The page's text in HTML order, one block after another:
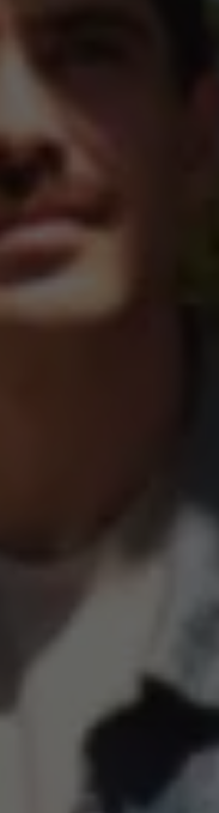
XTL
Long Drive